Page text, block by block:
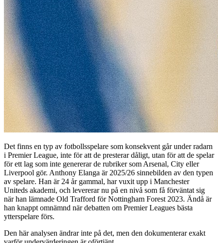
Det finns en typ av fotbollsspelare som konsekvent går under radarn
i Premier League, inte för att de presterar dåligt, utan för att de spelar
för ett lag som inte genererar de rubriker som Arsenal, City eller
Liverpool gör. Anthony Elanga är 2025/26 sinnebilden av den typen
av spelare. Han är 24 år gammal, har vuxit upp i Manchester
Uniteds akademi, och levererar nu på en nivå som få förväntat sig
när han lämnade Old Trafford för Nottingham Forest 2023. Ändå är
han knappt omnämnd när debatten om Premier Leagues bästa
ytterspelare förs.
Den här analysen ändrar inte på det, men den dokumenterar exakt